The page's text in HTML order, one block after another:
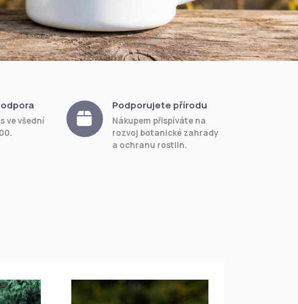
ve všední
Podporujete přírodu
Nákupem přispíváte na
rozvoj botanické zahrady
a ochranu rostlin.